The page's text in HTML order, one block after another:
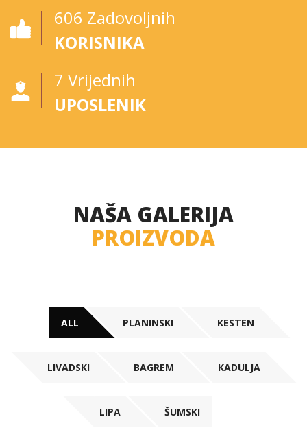
765 Zadovoljnih
KORISNIKA
6 Vrijednih
UPOSLENIK
NAŠA GALERIJA
PROIZVODA
ALL PLANINSKI KESTEN
LIVADSKI BAGREM KADULJA
LIPA ŠUMSKI